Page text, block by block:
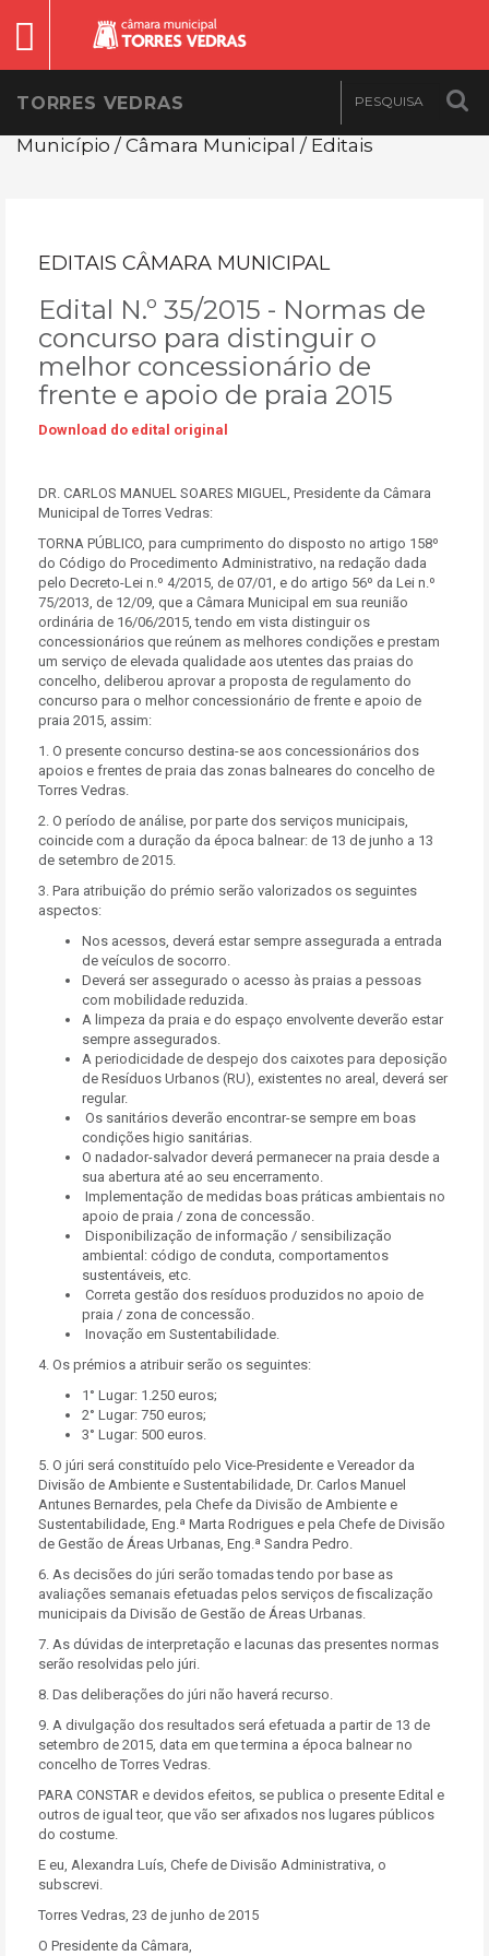
TORRES VEDRAS
Município / Câmara Municipal / Editais
EDITAIS CÂMARA MUNICIPAL
Edital N.º 35/2015 - Normas de
concurso para distinguir o
melhor concessionário de
frente e apoio de praia 2015
Download do edital original
DR. CARLOS MANUEL SOARES MIGUEL, Presidente da Câmara
Municipal de Torres Vedras:
TORNA PÚBLICO, para cumprimento do disposto no artigo 158º
do Código do Procedimento Administrativo, na redação dada
pelo Decreto-Lei n.º 4/2015, de 07/01, e do artigo 56º da Lei n.º
75/2013, de 12/09, que a Câmara Municipal em sua reunião
ordinária de 16/06/2015, tendo em vista distinguir os
concessionários que reúnem as melhores condições e prestam
um serviço de elevada qualidade aos utentes das praias do
concelho, deliberou aprovar a proposta de regulamento do
concurso para o melhor concessionário de frente e apoio de
praia 2015, assim:
1. O presente concurso destina-se aos concessionários dos
apoios e frentes de praia das zonas balneares do concelho de
Torres Vedras.
2. O período de análise, por parte dos serviços municipais,
coincide com a duração da época balnear: de 13 de junho a 13
de setembro de 2015.
3. Para atribuição do prémio serão valorizados os seguintes
aspectos:
Nos acessos, deverá estar sempre assegurada a entrada
de veículos de socorro.
Deverá ser assegurado o acesso às praias a pessoas
com mobilidade reduzida.
A limpeza da praia e do espaço envolvente deverão estar
sempre assegurados.
A periodicidade de despejo dos caixotes para deposição
de Resíduos Urbanos (RU), existentes no areal, deverá ser
regular.
Os sanitários deverão encontrar-se sempre em boas
condições higio sanitárias.
O nadador-salvador deverá permanecer na praia desde a
sua abertura até ao seu encerramento.
Implementação de medidas boas práticas ambientais no
apoio de praia / zona de concessão.
Disponibilização de informação / sensibilização
ambiental: código de conduta, comportamentos
sustentáveis, etc.
Correta gestão dos resíduos produzidos no apoio de
praia / zona de concessão.
Inovação em Sustentabilidade.
4. Os prémios a atribuir serão os seguintes:
1° Lugar: 1.250 euros;
2° Lugar: 750 euros;
3° Lugar: 500 euros.
5. O júri será constituído pelo Vice-Presidente e Vereador da
Divisão de Ambiente e Sustentabilidade, Dr. Carlos Manuel
Antunes Bernardes, pela Chefe da Divisão de Ambiente e
Sustentabilidade, Eng.ª Marta Rodrigues e pela Chefe de Divisão
de Gestão de Áreas Urbanas, Eng.ª Sandra Pedro.
6. As decisões do júri serão tomadas tendo por base as
avaliações semanais efetuadas pelos serviços de fiscalização
municipais da Divisão de Gestão de Áreas Urbanas.
7. As dúvidas de interpretação e lacunas das presentes normas
serão resolvidas pelo júri.
8. Das deliberações do júri não haverá recurso.
9. A divulgação dos resultados será efetuada a partir de 13 de
setembro de 2015, data em que termina a época balnear no
concelho de Torres Vedras.
PARA CONSTAR e devidos efeitos, se publica o presente Edital e
outros de igual teor, que vão ser afixados nos lugares públicos
do costume.
E eu, Alexandra Luís, Chefe de Divisão Administrativa, o
subscrevi.
Torres Vedras, 23 de junho de 2015
O Presidente da Câmara,